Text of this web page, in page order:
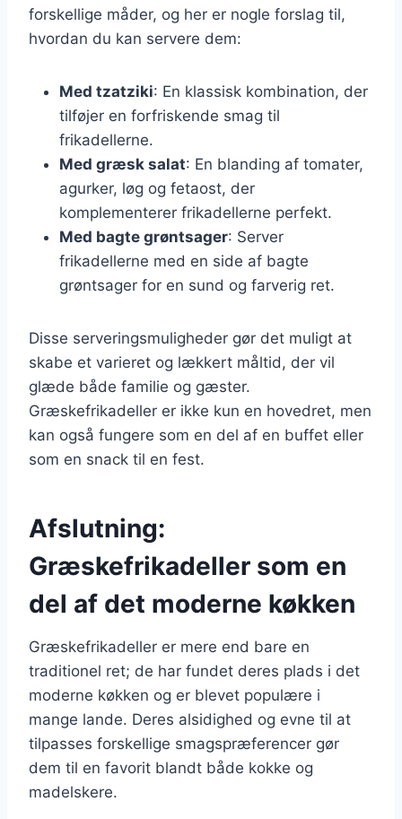
forskellige måder, og her er nogle forslag til,
hvordan du kan servere dem:
Med tzatziki: En klassisk kombination, der
tilføjer en forfriskende smag til
frikadellerne.
Med græsk salat: En blanding af tomater,
agurker, løg og fetaost, der
komplementerer frikadellerne perfekt.
Med bagte grøntsager: Server
frikadellerne med en side af bagte
grøntsager for en sund og farverig ret.
Disse serveringsmuligheder gør det muligt at
skabe et varieret og lækkert måltid, der vil
glæde både familie og gæster.
Græskefrikadeller er ikke kun en hovedret, men
kan også fungere som en del af en buffet eller
som en snack til en fest.
Afslutning:
Græskefrikadeller som en
del af det moderne køkken
Græskefrikadeller er mere end bare en
traditionel ret; de har fundet deres plads i det
moderne køkken og er blevet populære i
mange lande. Deres alsidighed og evne til at
tilpasses forskellige smagspræferencer gør
dem til en favorit blandt både kokke og
madelskere.